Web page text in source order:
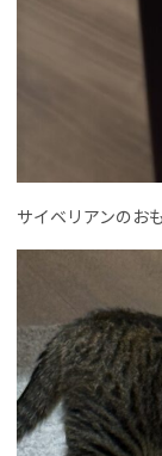
サイベリアンのお